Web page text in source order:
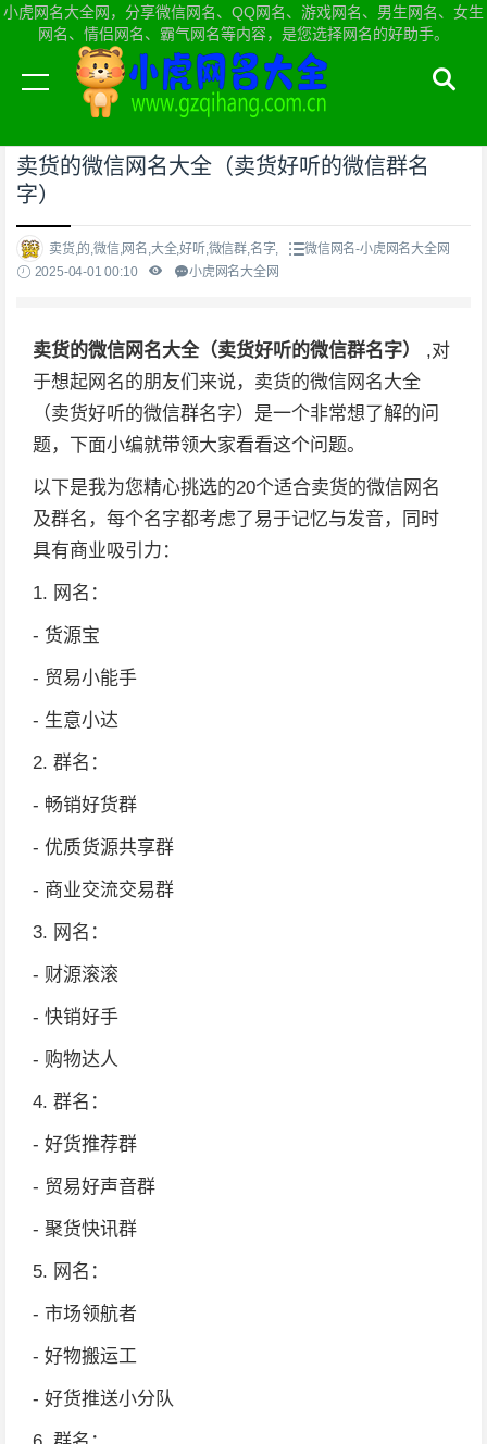
小虎网名大全网，分享微信网名、QQ网名、游戏网名、男生网名、女生
网名、情侣网名、霸气网名等内容，是您选择网名的好助手。
当前位置：小虎网名大全网首页>微信网名
卖货的微信网名大全（卖货好听的微信群名
字）
卖货,的,微信,网名,大全,好听,微信群,名字,
微信网名-小虎网名大全网
2025-04-01 00:10
小虎网名大全网
卖货的微信网名大全（卖货好听的微信群名字） ,对
于想起网名的朋友们来说，卖货的微信网名大全
（卖货好听的微信群名字）是一个非常想了解的问
题，下面小编就带领大家看看这个问题。
以下是我为您精心挑选的20个适合卖货的微信网名
及群名，每个名字都考虑了易于记忆与发音，同时
具有商业吸引力：
1. 网名：
- 货源宝
- 贸易小能手
- 生意小达
2. 群名：
- 畅销好货群
- 优质货源共享群
- 商业交流交易群
3. 网名：
- 财源滚滚
- 快销好手
- 购物达人
4. 群名：
- 好货推荐群
- 贸易好声音群
- 聚货快讯群
5. 网名：
- 市场领航者
- 好物搬运工
- 好货推送小分队